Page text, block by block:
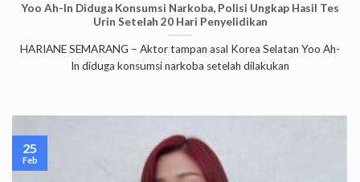
Yoo Ah-In Diduga Konsumsi Narkoba, Polisi Ungkap Hasil Tes
Urin Setelah 20 Hari Penyelidikan
HARIANE SEMARANG – Aktor tampan asal Korea Selatan Yoo Ah-
In diduga konsumsi narkoba setelah dilakukan
25
Feb